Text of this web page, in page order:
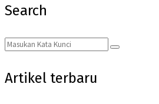
Search
Search
for:
Search
Artikel terbaru